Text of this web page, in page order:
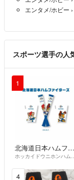
エンタメ/ホビー ›
スポーツ選手の人
1
北海道日本ハムファイターズ
ホッカイドウ
4